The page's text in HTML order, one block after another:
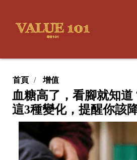
首頁 增值
血糖高了，看腳就知
這3種變化，提醒你該